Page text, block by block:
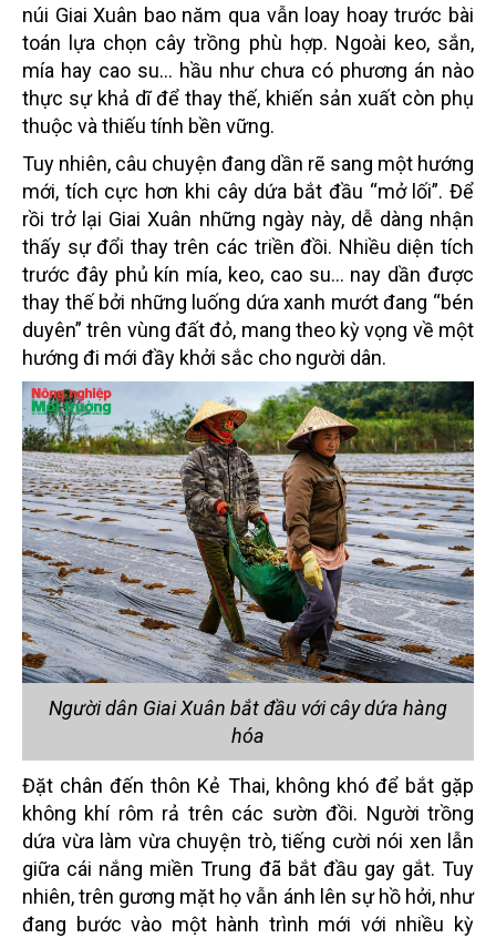
núi Giai Xuân bao năm qua vẫn loay hoay trước bài
toán lựa chọn cây trồng phù hợp. Ngoài keo, sắn,
mía hay cao su… hầu như chưa có phương án nào
thực sự khả dĩ để thay thế, khiến sản xuất còn phụ
thuộc và thiếu tính bền vững.
Tuy nhiên, câu chuyện đang dần rẽ sang một hướng
mới, tích cực hơn khi cây dứa bắt đầu “mở lối”. Để
rồi trở lại Giai Xuân những ngày này, dễ dàng nhận
thấy sự đổi thay trên các triền đồi. Nhiều diện tích
trước đây phủ kín mía, keo, cao su… nay dần được
thay thế bởi những luống dứa xanh mướt đang “bén
duyên” trên vùng đất đỏ, mang theo kỳ vọng về một
hướng đi mới đầy khởi sắc cho người dân.
Người dân Giai Xuân bắt đầu với cây dứa hàng
hóa
Đặt chân đến thôn Kẻ Thai, không khó để bắt gặp
không khí rôm rả trên các sườn đồi. Người trồng
dứa vừa làm vừa chuyện trò, tiếng cười nói xen lẫn
giữa cái nắng miền Trung đã bắt đầu gay gắt. Tuy
nhiên, trên gương mặt họ vẫn ánh lên sự hồ hởi, như
đang bước vào một hành trình mới với nhiều kỳ